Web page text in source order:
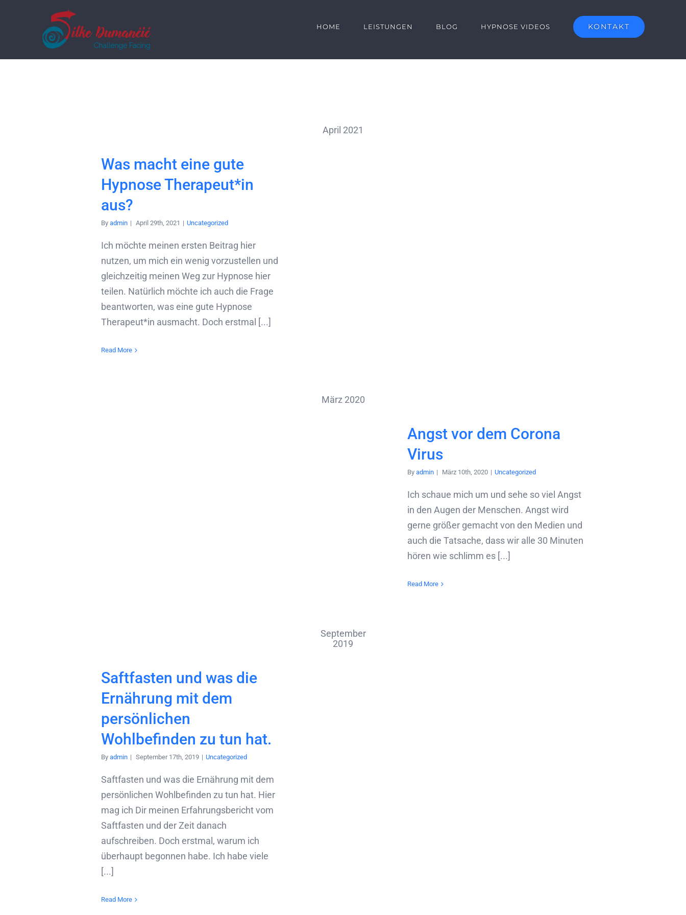
HOME LEISTUNGEN BLOG HYPNOSE VIDEOS KONTAKT
April 2021
Was macht eine gute
Hypnose Therapeut*in
aus?
By admin | April 29th, 2021 | Uncategorized
Ich möchte meinen ersten Beitrag hier
nutzen, um mich ein wenig vorzustellen und
gleichzeitig meinen Weg zur Hypnose hier
teilen. Natürlich möchte ich auch die Frage
beantworten, was eine gute Hypnose
Therapeut*in ausmacht. Doch erstmal [...]
Read More
März 2020
Angst vor dem Corona
Virus
By admin | März 10th, 2020 | Uncategorized
Ich schaue mich um und sehe so viel Angst
in den Augen der Menschen. Angst wird
gerne größer gemacht von den Medien und
auch die Tatsache, dass wir alle 30 Minuten
hören wie schlimm es [...]
Read More
September
2019
Saftfasten und was die
Ernährung mit dem
persönlichen
Wohlbefinden zu tun hat.
By admin | September 17th, 2019 | Uncategorized
Saftfasten und was die Ernährung mit dem
persönlichen Wohlbefinden zu tun hat. Hier
mag ich Dir meinen Erfahrungsbericht vom
Saftfasten und der Zeit danach
aufschreiben. Doch erstmal, warum ich
überhaupt begonnen habe. Ich habe viele
[...]
Read More